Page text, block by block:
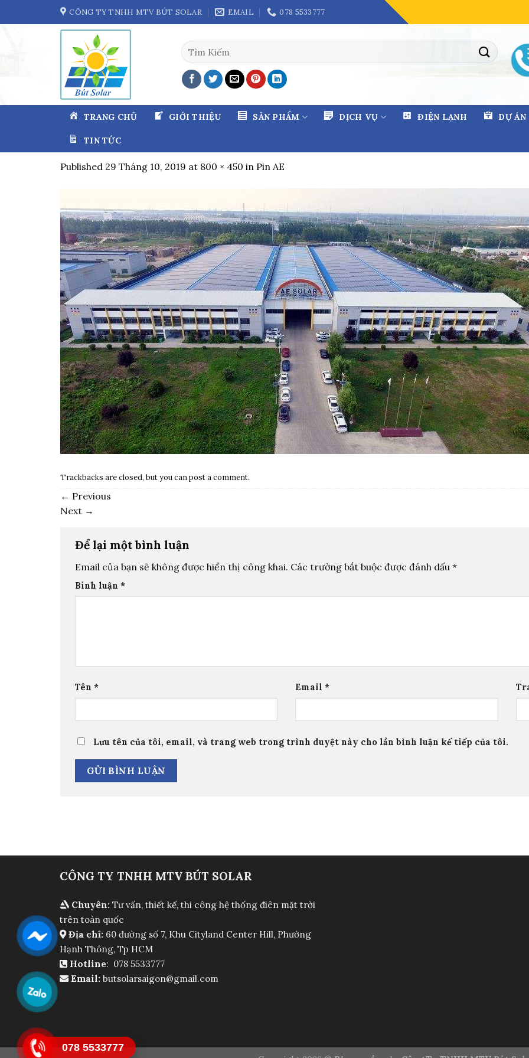
to
CÔNG TY TNHH MTV BÚT SOLAR EMAIL 078 5533777
Tìm
kiếm:
TRANG CHỦ GIỚI THIỆU SẢN PHẨM DỊCH VỤ ĐIỆN LẠNH DỰ ÁN
TIN TỨC
Published 29 Tháng 10, 2019 at 800 × 450 in Pin AE
Trackbacks are closed, but you canpost a comment.
← Previous
Next →
Để lại một bình luận
Email của bạn sẽ không được hiển thị công khai. Các trường bắt buộc được đánh dấu *
Bình luận *
Tên * Email*
Lưu tên của tôi, email, và trang web trong trình duyệt này cho lần bình luận kế tiếp của tôi.
CÔNG TY TNHH MTV BÚT SOLAR
Chuyên:Tư vấn, thiết kế, thi công hệ thống điên mặt trời
trên toàn quốc
Địa chỉ: 60 đường số 7, Khu Cityland Center Hill, Phường
Hạnh Thông, Tp HCM
Hotline: 078 5533777
Email:butsolarsaigon@gmail.com
078 5533777